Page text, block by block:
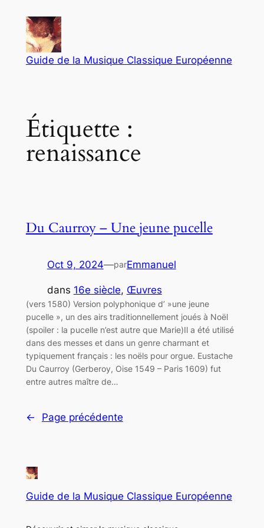
contenu
Guide de la Musique Classique Européenne
Étiquette :
renaissance
Du Caurroy – Une jeune pucelle
Oct 9, 2024—parEmmanuel
dans 16e siècle, Œuvres
(vers 1580) Version polyphonique d’ »une jeune
pucelle », un des airs traditionnellement joués à Noël
(spoiler : la pucelle n’est autre que Marie)Il a été utilisé
dans des messes et dans un genre charmant et
typiquement français : les noëls pour orgue. Eustache
Du Caurroy (Gerberoy, Oise 1549 – Paris 1609) fut
entre autres maître de…
← Page précédente
Guide de la Musique Classique Européenne